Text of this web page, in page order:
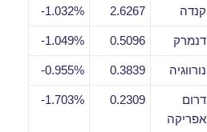
קנדה 2.6267
1.032%-
דנמרק 0.5096
1.049%-
נורווגיה 0.3839
0.955%-
דרום
אפריקה
0.2309
1.703%-